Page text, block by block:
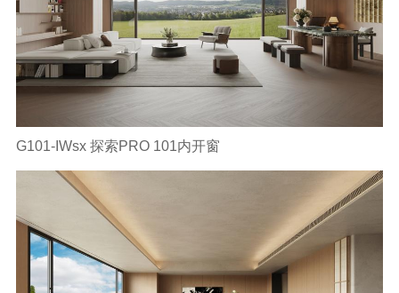
首页
品牌
资讯
关于欧哲
G101-IWsx 探索PRO 101内开窗